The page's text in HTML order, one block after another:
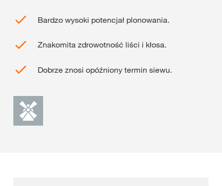
Bardzo wysoki potencjał plonowania.
Znakomita zdrowotność liści i kłosa.
Dobrze znosi opóźniony termin siewu.